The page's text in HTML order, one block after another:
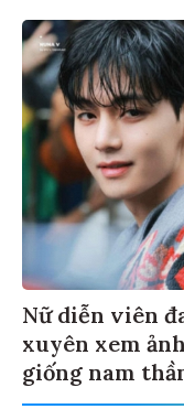
Nữ diễn viên
xuyên xem
giống nam